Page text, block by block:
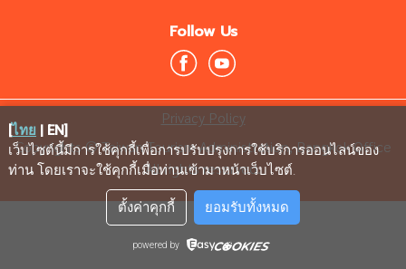
Follow Us
Privacy Policy
Copyrights © Taiwan Tourism Administration, Bangkok Office
All rights reserved.
[ไทย | EN]
เว็บไซต์นี้มีการใช้คุกกี้เพื่อการปรับปรุงการใช้บริการออนไลน์ของ
ท่าน โดยเราจะใช้คุกกี้เมื่อท่านเข้ามาหน้าเว็บไซต์.
ตั้งค่าคุกกี้ ยอมรับทั้งหมด
powered by